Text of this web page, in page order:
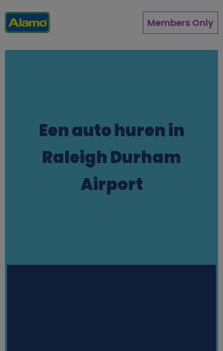
al
contenido
Members Only
Een auto huren in
Raleigh Durham
Airport